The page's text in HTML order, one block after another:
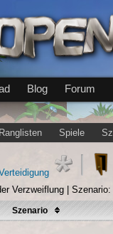
Blog Forum
Ranglisten Spiele
Verzweiflung |
Szenario